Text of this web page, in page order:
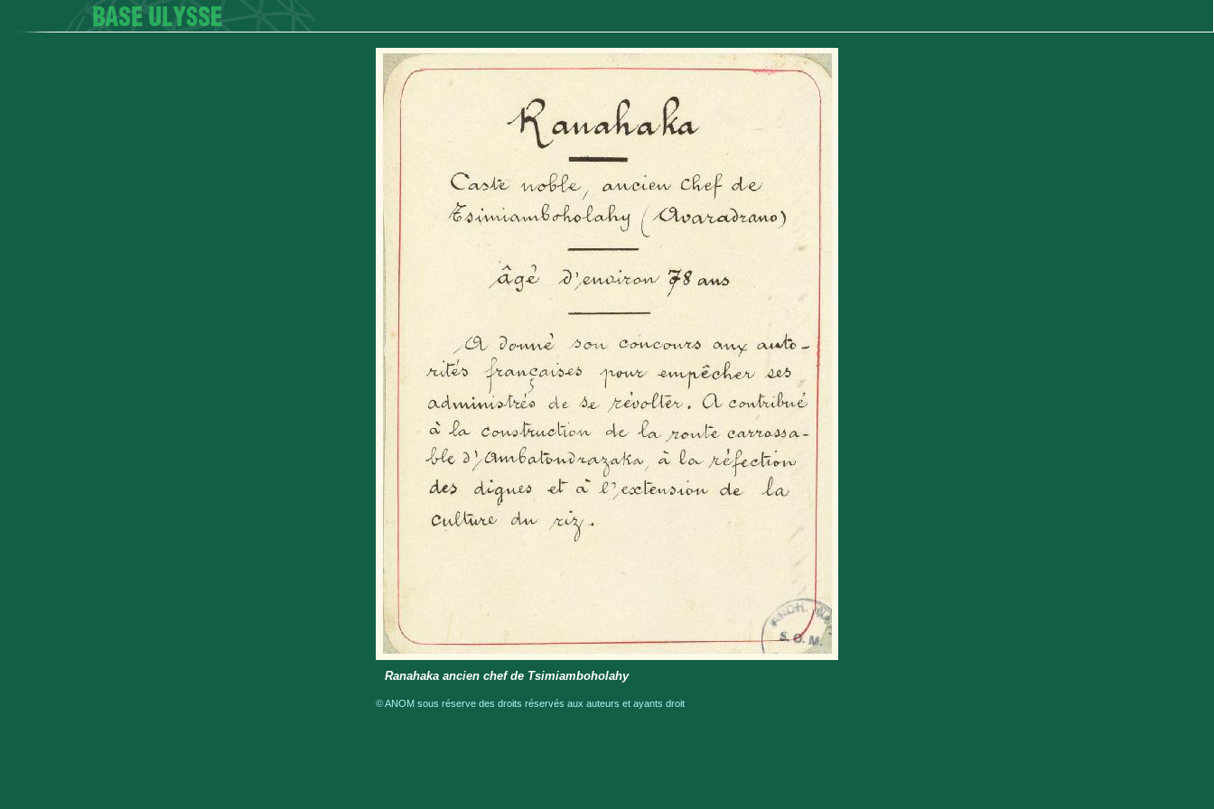
Ranahaka ancien chef de Tsimiamboholahy
© ANOM sous réserve des droits réservés aux auteurs et ayants droit